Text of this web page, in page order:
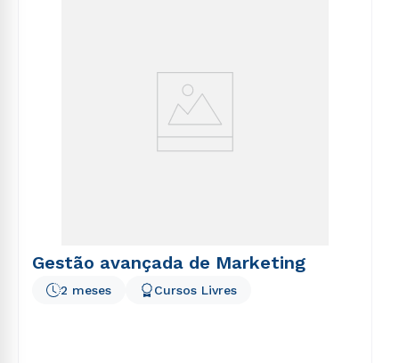
Gestão avançada de Marketing
2 meses Cursos Livres